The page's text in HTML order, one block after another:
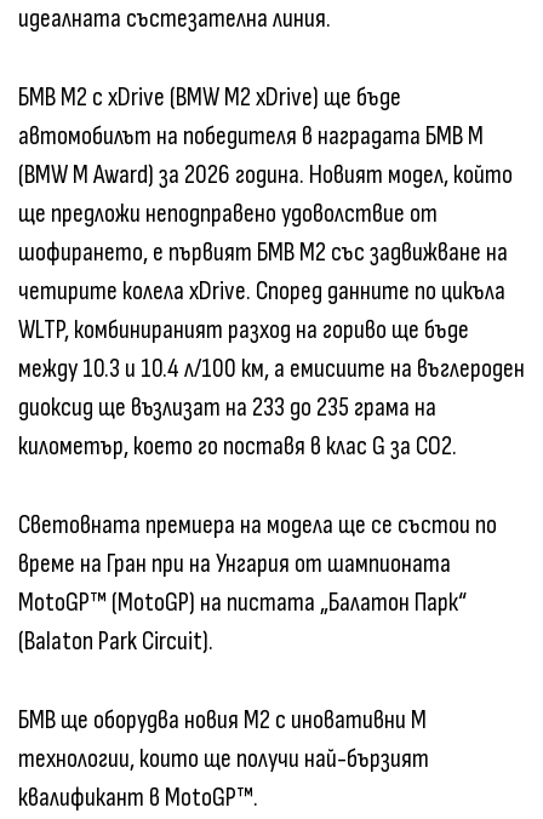
идеалната състезателна линия.
БМВ M2 с xDrive (BMW M2 xDrive) ще бъде
автомобилът на победителя в наградата БМВ M
(BMW M Award) за 2026 година. Новият модел, който
ще предложи неподправено удоволствие от
шофирането, е първият БМВ M2 със задвижване на
четирите колела xDrive. Според данните по цикъла
WLTP, комбинираният разход на гориво ще бъде
между 10.3 и 10.4 л/100 км, а емисиите на въглероден
диоксид ще възлизат на 233 до 235 грама на
километър, което го поставя в клас G за CO2.
Световната премиера на модела ще се състои по
време на Гран при на Унгария от шампионата
MotoGP™ (MotoGP) на пистата „Балатон Парк“
(Balaton Park Circuit).
БМВ ще оборудва новия M2 с иновативни M
технологии, които ще получи най-бързият
квалификант в MotoGP™.